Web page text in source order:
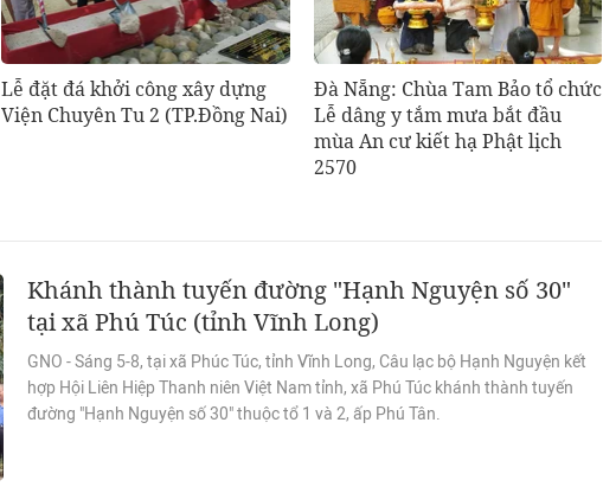
Lễ đặt đá khởi công xây dựng
Viện Chuyên Tu 2 (TP.Đồng Nai)
Đà Nẵng: Chùa Tam Bảo tổ chức
Lễ dâng y tắm mưa bắt đầu
mùa An cư kiết hạ Phật lịch
2570
Khánh thành tuyến đường "Hạnh Nguyện số 30"
tại xã Phú Túc (tỉnh Vĩnh Long)
GNO - Sáng 5-8, tại xã Phúc Túc, tỉnh Vĩnh Long, Câu lạc bộ Hạnh Nguyện kết
hợp Hội Liên Hiệp Thanh niên Việt Nam tỉnh, xã Phú Túc khánh thành tuyến
đường "Hạnh Nguyện số 30" thuộc tổ 1 và 2, ấp Phú Tân.